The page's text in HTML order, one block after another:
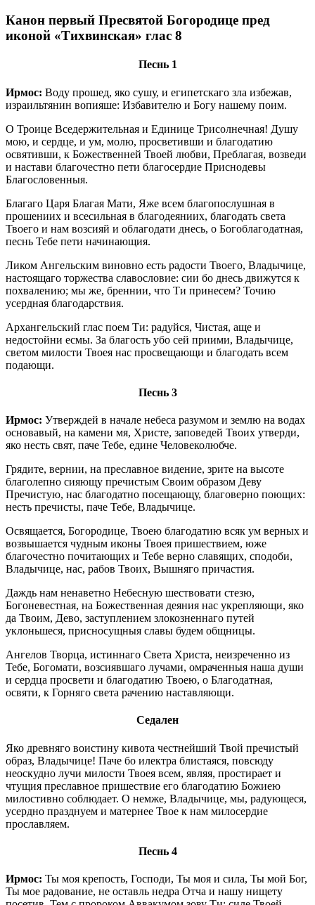
Канон первый Пресвятой Богородице пред
иконой «Тихвинская» глас 8
Песнь 1
Ирмос: Воду прошед, яко сушу, и египетскаго зла избежав,
израильтянин вопияше: Избавителю и Богу нашему поим.
О Троице Вседержительная и Единице Трисолнечная! Душу
мою, и сердце, и ум, молю, просветивши и благодатию
освятивши, к Божественней Твоей любви, Преблагая, возведи
и настави благочестно пети благосердие Приснодевы
Благословенныя.
Благаго Царя Благая Мати, Яже всем благопослушная в
прошениих и всесильная в благодеяниих, благодать света
Твоего и нам возсияй и облагодати днесь, о Богоблагодатная,
песнь Тебе пети начинающия.
Ликом Ангельским виновно есть радости Твоего, Владычице,
настоящаго торжества славословие: сии бо днесь движутся к
похвалению; мы же, бреннии, что Ти принесем? Точию
усердная благодарствия.
Архангельский глас поем Ти: радуйся, Чистая, аще и
недостойни есмы. За благость убо сей приими, Владычице,
светом милости Твоея нас просвещающи и благодать всем
подающи.
Песнь 3
Ирмос: Утверждей в начале небеса разумом и землю на водах
основавый, на камени мя, Христе, заповедей Твоих утверди,
яко несть свят, паче Тебе, едине Человеколюбче.
Грядите, вернии, на преславное видение, зрите на высоте
благолепно сияющу пречистым Своим образом Деву
Пречистую, нас благодатно посещающу, благоверно поющих:
несть пречисты, паче Тебе, Владычице.
Освящается, Богородице, Твоею благодатию всяк ум верных и
возвышается чудным иконы Твоея пришествием, юже
благочестно почитающих и Тебе верно славящих, сподоби,
Владычице, нас, рабов Твоих, Вышняго причастия.
Даждь нам ненаветно Небесную шествовати стезю,
Богоневестная, на Божественная деяния нас укрепляющи, яко
да Твоим, Дево, заступлением злокозненнаго путей
уклоньшеся, присносущныя славы будем общницы.
Ангелов Творца, истиннаго Света Христа, неизреченно из
Тебе, Богомати, возсиявшаго лучами, омраченныя наша души
и сердца просвети и благодатию Твоею, о Благодатная,
освяти, к Горняго света рачению наставляющи.
Седален
Яко древняго воистину кивота честнейший Твой пречистый
образ, Владычице! Паче бо илектра блистаяся, повсюду
неоскудно лучи милости Твоея всем, являя, простирает и
чтущия преславное пришествие его благодатию Божиею
милостивно соблюдает. О немже, Владычице, мы, радующеся,
усердно празднуем и матернее Твое к нам милосердие
прославляем.
Песнь 4
Ирмос: Ты моя крепость, Господи, Ты моя и сила, Ты мой Бог,
Ты мое радование, не оставль недра Отча и нашу нищету